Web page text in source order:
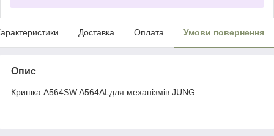
Доставка Оплата Умови повернення
Опис
Кришка A564SW A564ALдля механізмів JUNG